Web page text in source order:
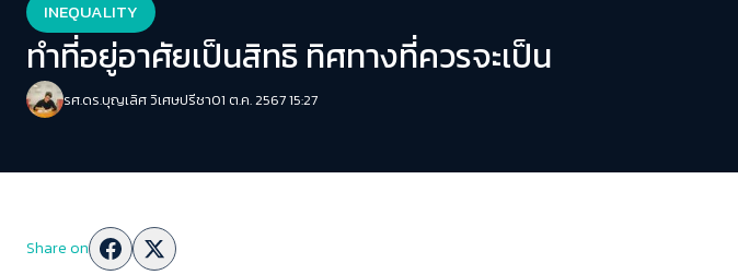
INEQUALITY
ทำที่อยู่อาศัยเป็นสิทธิ ทิศทางที่ควรจะเป็น
รศ.ดร.บุญเลิศ วิเศษปรีชา01 ต.ค. 2567 15:27
Share on